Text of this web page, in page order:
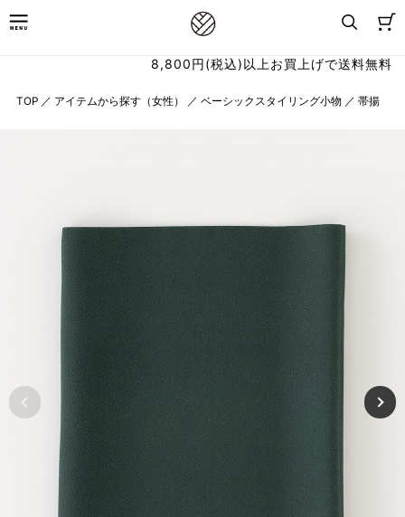
8,800円(税込)以上お買上げで送料無料
TOP ／ アイテムから探す（女性） ／ ベーシックスタイリング小物 ／ 帯揚